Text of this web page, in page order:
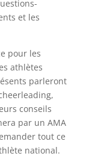
et les
pour les
athlètes
parleront
conseils
par un AMA
tout ce
national.